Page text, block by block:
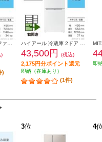
)
)
43,500円 (税込)
2,175円分ポイント還元
即納（在庫あり）
(1件)
即
3位 4